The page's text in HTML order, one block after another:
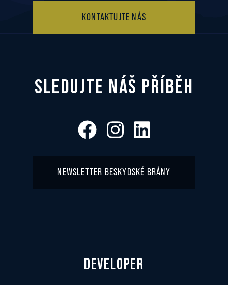
KONTAKTUJTE NÁS
SLEDUJTE NÁŠ PŘÍBĚH
NEWSLETTER BESKYDSKÉ BRÁNY
DEVELOPER